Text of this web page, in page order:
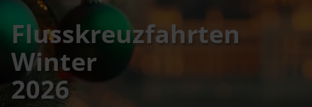
Flusskreuzfahrten
Winter
2026